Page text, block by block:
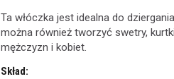
Ta włóczka jest idealna do
można również tworzyć swetry,
mężczyzn i kobiet.
Skład:
9osób.